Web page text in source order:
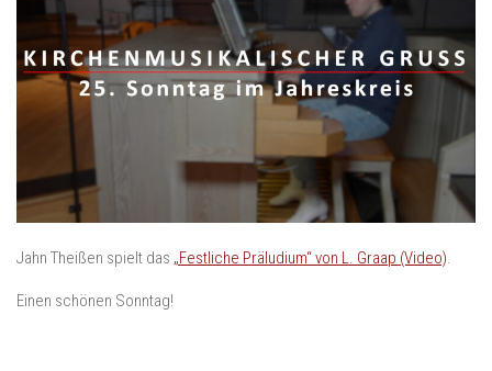
Jahn Theißen spielt das „Festliche Präludium“ von L. Graap (Video).
Einen schönen Sonntag!